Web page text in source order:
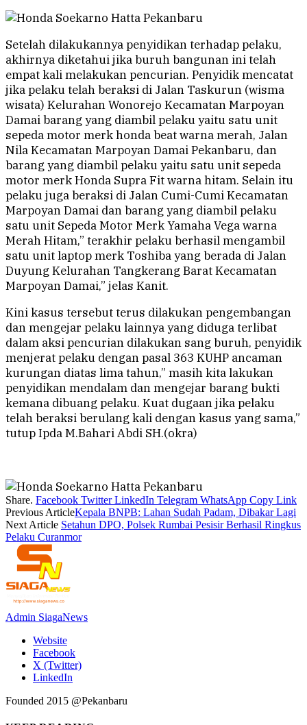
Setelah dilakukannya penyidikan terhadap pelaku,
akhirnya diketahui jika buruh bangunan ini telah
empat kali melakukan pencurian. Penyidik mencatat
jika pelaku telah beraksi di Jalan Taskurun (wisma
wisata) Kelurahan Wonorejo Kecamatan Marpoyan
Damai barang yang diambil pelaku yaitu satu unit
sepeda motor merk honda beat warna merah, Jalan
Nila Kecamatan Marpoyan Damai Pekanbaru, dan
barang yang diambil pelaku yaitu satu unit sepeda
motor merk Honda Supra Fit warna hitam. Selain itu
pelaku juga beraksi di Jalan Cumi-Cumi Kecamatan
Marpoyan Damai dan barang yang diambil pelaku
satu unit Sepeda Motor Merk Yamaha Vega warna
Merah Hitam,” terakhir pelaku berhasil mengambil
satu unit laptop merk Toshiba yang berada di Jalan
Duyung Kelurahan Tangkerang Barat Kecamatan
Marpoyan Damai,” jelas Kanit.
Kini kasus tersebut terus dilakukan pengembangan
dan mengejar pelaku lainnya yang diduga terlibat
dalam aksi pencurian dilakukan sang buruh, penyidik
menjerat pelaku dengan pasal 363 KUHP ancaman
kurungan diatas lima tahun,” masih kita lakukan
penyidikan mendalam dan mengejar barang bukti
kemana dibuang pelaku. Kuat dugaan jika pelaku
telah beraksi berulang kali dengan kasus yang sama,”
tutup Ipda M.Bahari Abdi SH.(okra)
Share. Facebook Twitter LinkedIn Telegram WhatsApp Copy Link
Previous ArticleKepala BNPB: Lahan Sudah Padam, Dibakar Lagi
Next Article Setahun DPO, Polsek Rumbai Pesisir Berhasil Ringkus
Pelaku Curanmor
Admin SiagaNews
Website
Facebook
X (Twitter)
LinkedIn
Founded 2015 @Pekanbaru